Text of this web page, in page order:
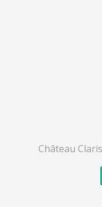
Château